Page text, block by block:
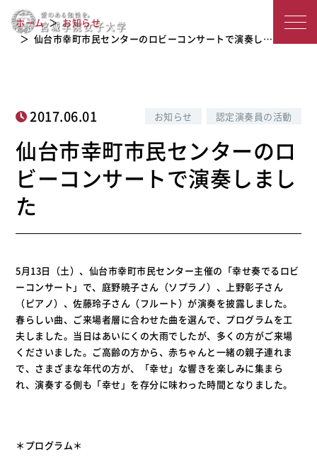
城
子
大
仙台市幸町市民センターのロビーコン
サートで演奏しました
ホーム
お知らせ
仙台市幸町市民センターのロビーコンサートで演奏し…
2017.06.01 お知らせ 認定演奏員の活動
仙台市幸町市民センターのロ
ビーコンサートで演奏しまし
た
5月13日（土）、仙台市幸町市民センター主催の「幸せ奏でるロビ
ーコンサート」で、庭野暁子さん（ソプラノ）、上野彰子さん
（ピアノ）、佐藤玲子さん（フルート）が演奏を披露しました。
春らしい曲、ご来場者層に合わせた曲を選んで、プログラムを工
夫しました。当日はあいにくの大雨でしたが、多くの方がご来場
くださいました。ご高齢の方から、赤ちゃんと一緒の親子連れま
で、さまざまな年代の方が、「幸せ」な響きを楽しみに集まら
れ、演奏する側も「幸せ」を存分に味わった時間となりました。
＊プログラム＊